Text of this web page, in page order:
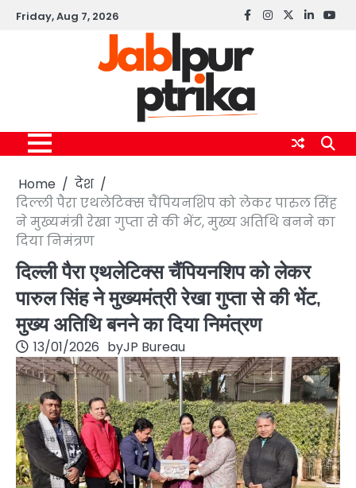
SkipFriday, Aug 7, 2026 Facebook
instagram
twitterlinkedin
Home
देश
दिल्ली पैरा एथलेटिक्स चैंपियनशिप को लेकर पारुल सिंह
ने मुख्यमंत्री रेखा गुप्ता से की भेंट, मुख्य अतिथि बनने का
दिया निमंत्रण
दिल्ली पैरा एथलेटिक्स चैंपियनशिप को लेकर
पारुल सिंह ने मुख्यमंत्री रेखा गुप्ता से की भेंट,
मुख्य अतिथि बनने का दिया निमंत्रण
13/01/2026 byJP Bureau